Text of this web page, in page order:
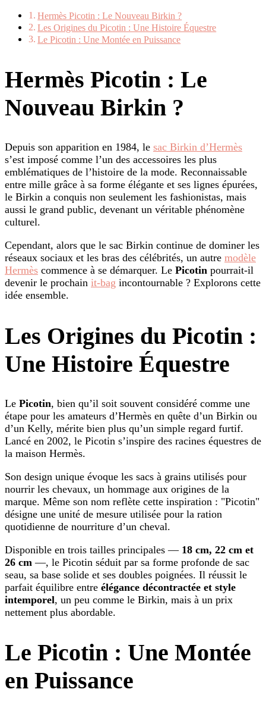
Hermès Picotin : Le Nouveau Birkin ?
Les Origines du Picotin : Une Histoire Équestre
Le Picotin : Une Montée en Puissance
Hermès Picotin : Le
Nouveau Birkin ?
Depuis son apparition en 1984, le sac Birkin d’Hermès
s’est imposé comme l’un des accessoires les plus
emblématiques de l’histoire de la mode. Reconnaissable
entre mille grâce à sa forme élégante et ses lignes épurées,
le Birkin a conquis non seulement les fashionistas, mais
aussi le grand public, devenant un véritable phénomène
culturel.
Cependant, alors que le sac Birkin continue de dominer les
réseaux sociaux et les bras des célébrités, un autre modèle
Hermès commence à se démarquer. Le Picotin pourrait-il
devenir le prochain it-bag incontournable ? Explorons cette
idée ensemble.
Les Origines du Picotin :
Une Histoire Équestre
Le Picotin, bien qu’il soit souvent considéré comme une
étape pour les amateurs d’Hermès en quête d’un Birkin ou
d’un Kelly, mérite bien plus qu’un simple regard furtif.
Lancé en 2002, le Picotin s’inspire des racines équestres de
la maison Hermès.
Son design unique évoque les sacs à grains utilisés pour
nourrir les chevaux, un hommage aux origines de la
marque. Même son nom reflète cette inspiration : "Picotin"
désigne une unité de mesure utilisée pour la ration
quotidienne de nourriture d’un cheval.
Disponible en trois tailles principales — 18 cm, 22 cm et
26 cm —, le Picotin séduit par sa forme profonde de sac
seau, sa base solide et ses doubles poignées. Il réussit le
parfait équilibre entre élégance décontractée et style
intemporel, un peu comme le Birkin, mais à un prix
nettement plus abordable.
Le Picotin : Une Montée
en Puissance